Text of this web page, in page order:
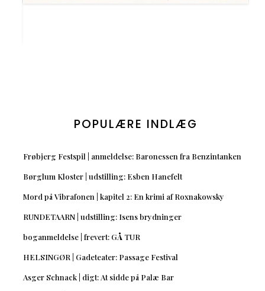
POPULÆRE INDLÆG
Frøbjerg Festspil | anmeldelse: Baronessen fra Benzintanken
Børglum Kloster | udstilling: Esben Hanefelt
Mord på Vibrafonen | kapitel 2: En krimi af Roxnakowsky
RUNDETAARN | udstilling: Isens brydninger
boganmeldelse | frevert: GÅ TUR
HELSINGØR | Gadeteater: Passage Festival
Asger Schnack | digt: At sidde på Palæ Bar